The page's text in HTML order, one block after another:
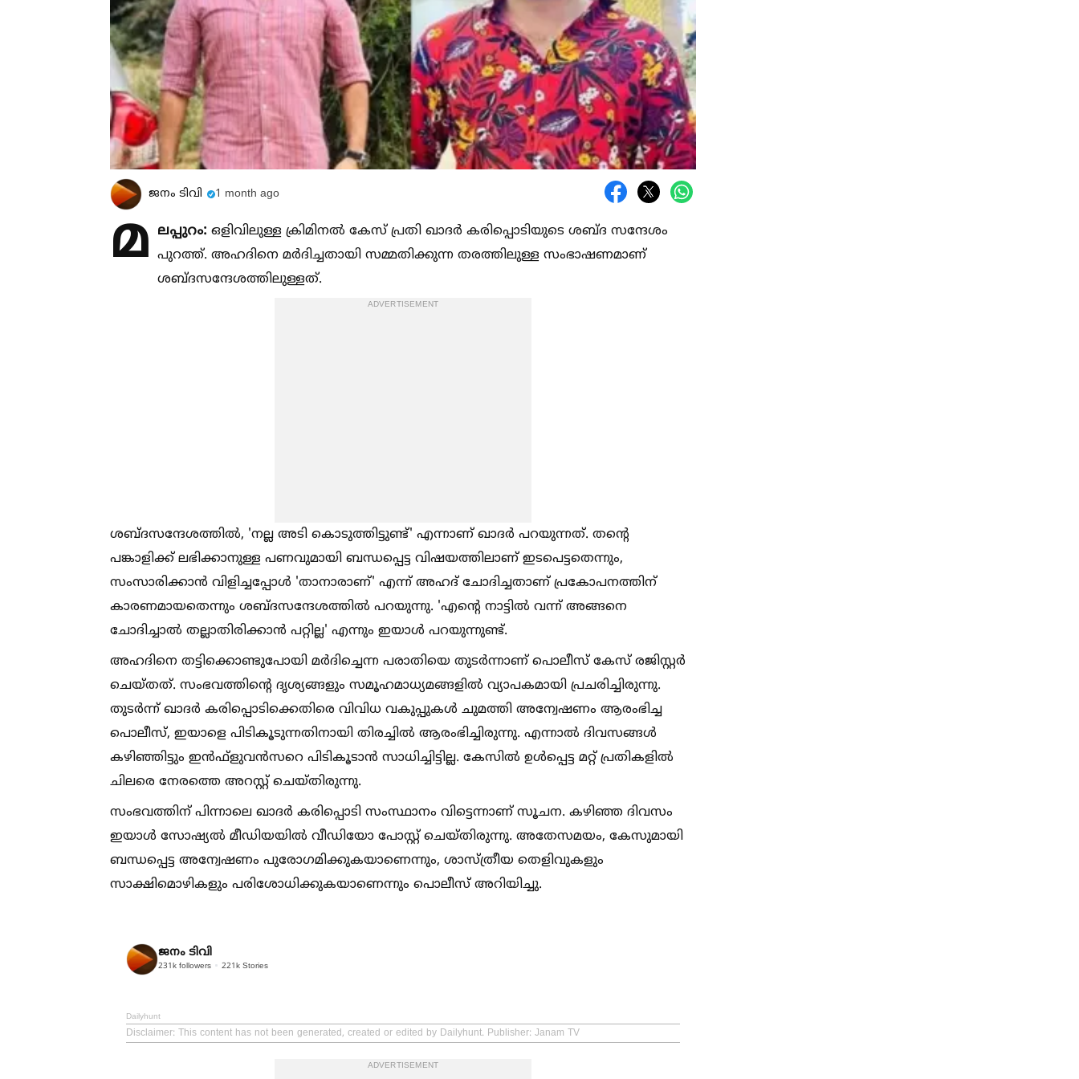
ജനം ടിവി 1 month ago
മ ലപ്പുറം: ഒളിവിലുള്ള ക്രിമിനല്‍ കേസ് പ്രതി ഖാദർ കരിപ്പൊടിയുടെ ശബ്‌ദ സന്ദേശം
പുറത്ത്. അഹദിനെ മർദിച്ചതായി സമ്മതിക്കുന്ന തരത്തിലുള്ള സംഭാഷണമാണ്
ശബ്ദസന്ദേശത്തിലുള്ളത്.
ADVERTISEMENT
ശബ്ദസന്ദേശത്തില്‍, 'നല്ല അടി കൊടുത്തിട്ടുണ്ട്' എന്നാണ് ഖാദർ പറയുന്നത്. തന്റെ
പങ്കാളിക്ക് ലഭിക്കാനുള്ള പണവുമായി ബന്ധപ്പെട്ട വിഷയത്തിലാണ് ഇടപെട്ടതെന്നും,
സംസാരിക്കാൻ വിളിച്ചപ്പോള്‍ 'താനാരാണ്' എന്ന് അഹദ് ചോദിച്ചതാണ് പ്രകോപനത്തിന്
കാരണമായതെന്നും ശബ്ദസന്ദേശത്തില്‍ പറയുന്നു. 'എന്റെ നാട്ടില്‍ വന്ന് അങ്ങനെ
ചോദിച്ചാല്‍ തല്ലാതിരിക്കാൻ പറ്റില്ല' എന്നും ഇയാള്‍ പറയുന്നുണ്ട്.
അഹദിനെ തട്ടിക്കൊണ്ടുപോയി മർദിച്ചെന്ന പരാതിയെ തുടർന്നാണ് പൊലീസ് കേസ് രജിസ്റ്റർ
ചെയ്തത്. സംഭവത്തിന്റെ ദൃശ്യങ്ങളും സമൂഹമാധ്യമങ്ങളില്‍ വ്യാപകമായി പ്രചരിച്ചിരുന്നു.
തുടർന്ന് ഖാദർ കരിപ്പൊടിക്കെതിരെ വിവിധ വകുപ്പുകള്‍ ചുമത്തി അന്വേഷണം ആരംഭിച്ച
പൊലീസ്, ഇയാളെ പിടികൂടുന്നതിനായി തിരച്ചില്‍ ആരംഭിച്ചിരുന്നു. എന്നാല്‍ ദിവസങ്ങള്‍
കഴിഞ്ഞിട്ടും ഇൻഫ്ളുവൻസറെ പിടികൂടാൻ സാധിച്ചിട്ടില്ല. കേസില്‍ ഉള്‍പ്പെട്ട മറ്റ് പ്രതികളില്‍
ചിലരെ നേരത്തെ അറസ്റ്റ് ചെയ്തിരുന്നു.
സംഭവത്തിന് പിന്നാലെ ഖാദർ കരിപ്പൊടി സംസ്ഥാനം വിട്ടെന്നാണ് സൂചന. കഴിഞ്ഞ ദിവസം
ഇയാള്‍ സോഷ്യല്‍ മീഡിയയില്‍ വീഡിയോ പോസ്റ്റ് ചെയ്തിരുന്നു. അതേസമയം, കേസുമായി
ബന്ധപ്പെട്ട അന്വേഷണം പുരോഗമിക്കുകയാണെന്നും, ശാസ്ത്രീയ തെളിവുകളും
സാക്ഷിമൊഴികളും പരിശോധിക്കുകയാണെന്നും പൊലീസ് അറിയിച്ചു.
ജനം ടിവി
231k followers 221k Stories
Dailyhunt
Disclaimer: This content has not been generated, created or edited by Dailyhunt. Publisher: Janam TV
ADVERTISEMENT